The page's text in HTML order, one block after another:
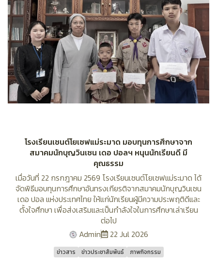
โรงเรียนเซนต์โยเซฟแม่ระมาด มอบทุนการศึกษาจาก
สมาคมนักบุญวินเซน เดอ ปอลฯ หนุนนักเรียนดี มี
คุณธรรม
เมื่อวันที่ 22 กรกฎาคม 2569 โรงเรียนเซนต์โยเซฟแม่ระมาด ได้
จัดพิธีมอบทุนการศึกษาอันทรงเกียรติจากสมาคมนักบุญวินเซน
เดอ ปอล แห่งประเทศไทย ให้แก่นักเรียนผู้มีความประพฤติดีและ
ตั้งใจศึกษา เพื่อส่งเสริมและเป็นกำลังใจในการศึกษาเล่าเรียน
ต่อไป
Admin
22 Jul 2026
ข่าวสาร ข่าวประชาสัมพันธ์ ภาพกิจกรรม